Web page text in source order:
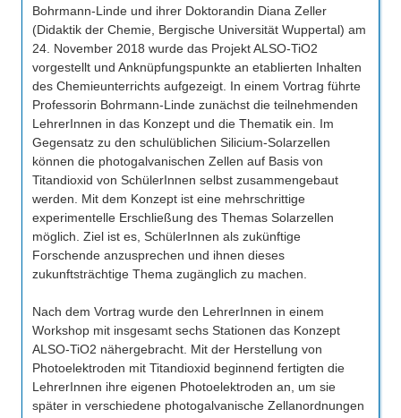
Bohrmann-Linde und ihrer Doktorandin Diana Zeller
(Didaktik der Chemie, Bergische Universität Wuppertal) am
24. November 2018 wurde das Projekt ALSO-TiO2
vorgestellt und Anknüpfungspunkte an etablierten Inhalten
des Chemieunterrichts aufgezeigt. In einem Vortrag führte
Professorin Bohrmann-Linde zunächst die teilnehmenden
LehrerInnen in das Konzept und die Thematik ein. Im
Gegensatz zu den schulüblichen Silicium-Solarzellen
können die photogalvanischen Zellen auf Basis von
Titandioxid von SchülerInnen selbst zusammengebaut
werden. Mit dem Konzept ist eine mehrschrittige
experimentelle Erschließung des Themas Solarzellen
möglich. Ziel ist es, SchülerInnen als zukünftige
Forschende anzusprechen und ihnen dieses
zukunftsträchtige Thema zugänglich zu machen.
Nach dem Vortrag wurde den LehrerInnen in einem
Workshop mit insgesamt sechs Stationen das Konzept
ALSO-TiO2 nähergebracht. Mit der Herstellung von
Photoelektroden mit Titandioxid beginnend fertigten die
LehrerInnen ihre eigenen Photoelektroden an, um sie
später in verschiedene photogalvanische Zellanordnungen